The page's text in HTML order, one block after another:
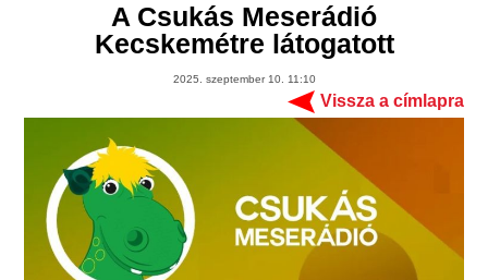
A Csukás Meserádió
Kecskemétre látogatott
2025. szeptember 10. 11:10
Vissza a címlapra